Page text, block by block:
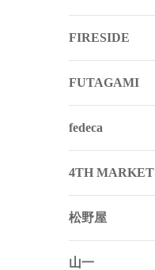
FIRESIDE
FUTAGAMI
fedeca
4TH MARKET
松野屋
山一